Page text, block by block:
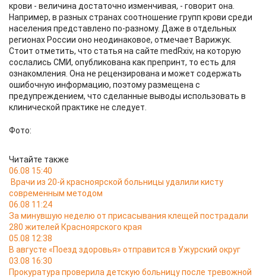
крови - величина достаточно изменчивая, - говорит она.
Например, в разных странах соотношение групп крови среди
населения представлено по-разному. Даже в отдельных
регионах России оно неодинаковое, отмечает Варижук.
Стоит отметить, что статья на сайте medRxiv, на которую
сослались СМИ, опубликована как препринт, то есть для
ознакомления. Она не рецензирована и может содержать
ошибочную информацию, поэтому размещена с
предупреждением, что сделанные выводы использовать в
клинической практике не следует.
Фото:
Читайте также
06.08 15:40
Врачи из 20-й красноярской больницы удалили кисту
современным методом
06.08 11:24
За минувшую неделю от присасывания клещей пострадали
280 жителей Красноярского края
05.08 12:38
В августе «Поезд здоровья» отправится в Ужурский округ
03.08 16:30
Прокуратура проверила детскую больницу после тревожной